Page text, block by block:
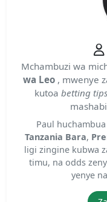
Mchambuzi wa
wa Leo , mwenye
kutoa betting tips
Paul
Tanzania Bara,
ligi zingine kubwa
timu, na odds
yenye